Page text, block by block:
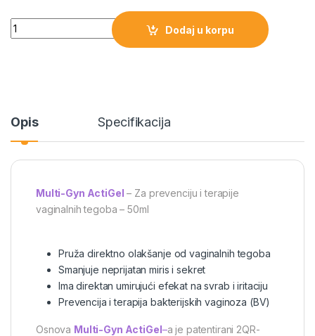
Quantity
Dodaj u korpu
Opis Specifikacija
Multi-Gyn ActiGel – Za prevenciju i terapije
vaginalnih tegoba – 50ml
Pruža direktno olakšanje od vaginalnih tegoba
Smanjuje neprijatan miris i sekret
Ima direktan umirujući efekat na svrab i iritaciju
Prevencija i terapija bakterijskih vaginoza (BV)
Osnova Multi-Gyn ActiGel–a je patentirani 2QR-